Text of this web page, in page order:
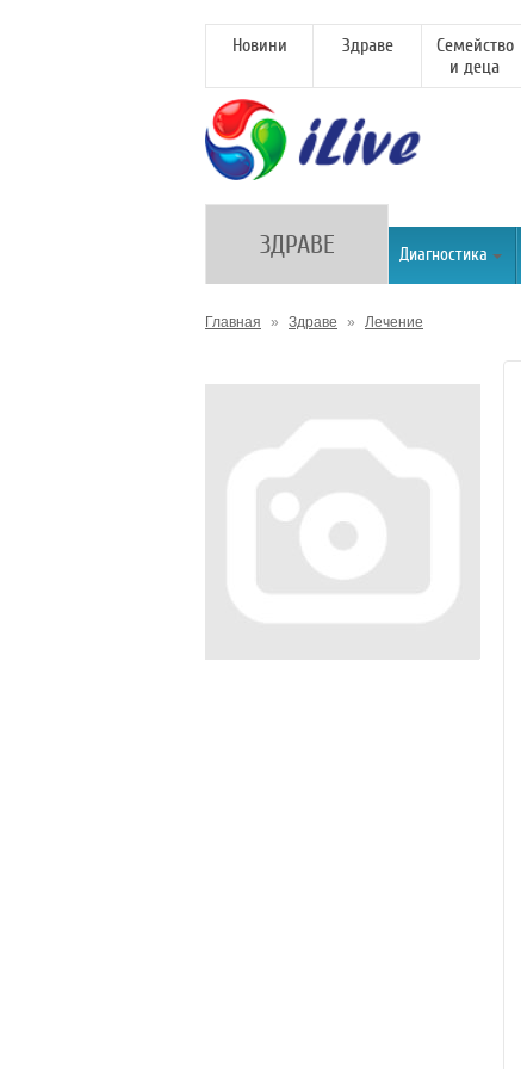
Новини Здраве
Семейство
и деца
ЗДРАВЕ Диагностика
Главная » Здраве » Лечение